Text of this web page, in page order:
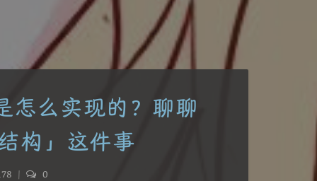
怎么实现的？聊聊
构」这件事
| 0